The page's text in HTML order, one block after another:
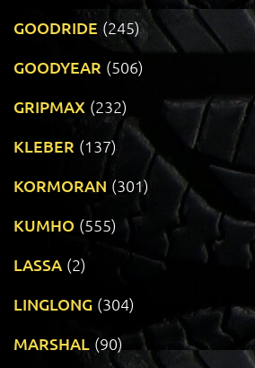
GOODRIDE (245)
GOODYEAR (506)
GRIPMAX (232)
KLEBER (137)
KORMORAN (301)
KUMHO (555)
LASSA (2)
LINGLONG (304)
MARSHAL (90)